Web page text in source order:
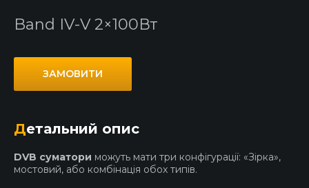
Band IV-V 2×100Вт
ЗАМОВИТИ
Детальний опис
DVB суматори можуть мати три конфігурації: «Зірка»,
мостовий, або комбінація обох типів.